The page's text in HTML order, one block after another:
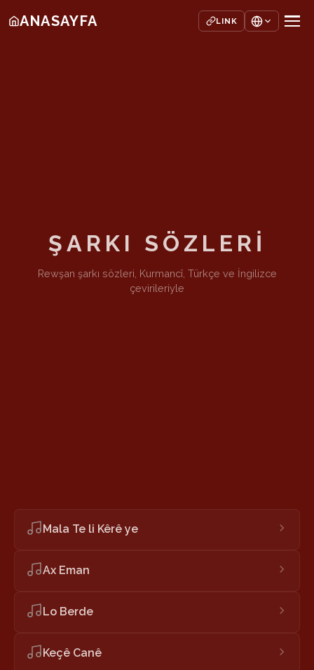
ANASAYFA LINK
ŞARKI SÖZLERİ
Rewşan şarkı sözleri, Kurmancî, Türkçe ve İngilizce
çevirileriyle
Mala Te li Kêrê ye
Ax Eman
Lo Berde
Keçê Canê